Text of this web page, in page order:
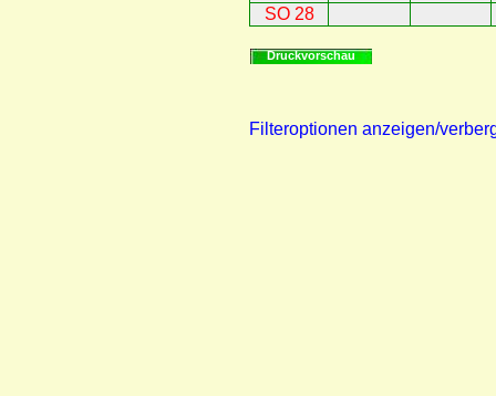
SO 28
Druckvorschau
Filteroptionen anzeigen/